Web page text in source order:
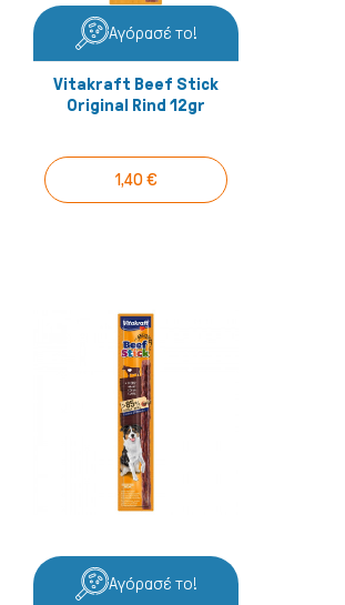
Αγόρασέ το!
Vitakraft Beef Stick
Original Rind 12gr
1,40 €
Αγόρασέ το!